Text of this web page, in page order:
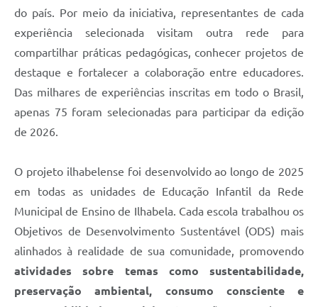
do país. Por meio da iniciativa, representantes de cada
experiência selecionada visitam outra rede para
compartilhar práticas pedagógicas, conhecer projetos de
destaque e fortalecer a colaboração entre educadores.
Das milhares de experiências inscritas em todo o Brasil,
apenas 75 foram selecionadas para participar da edição
de 2026.
O projeto ilhabelense foi desenvolvido ao longo de 2025
em todas as unidades de Educação Infantil da Rede
Municipal de Ensino de Ilhabela. Cada escola trabalhou os
Objetivos de Desenvolvimento Sustentável (ODS) mais
alinhados à realidade de sua comunidade, promovendo
atividades sobre temas como sustentabilidade,
preservação ambiental, consumo consciente e